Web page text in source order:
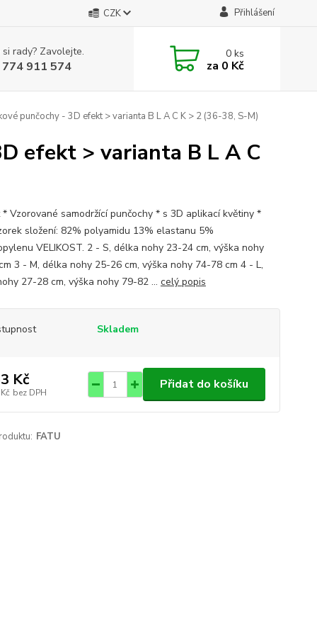
CZK Přihlášení
rady? Zavolejte.
911 574
0ks
za 0 Kč
punčochy - 3D efekt > varianta B L A C K > 2 (36-38, S-M)
efekt > varianta B L A C
* Vzorované samodržící punčochy * s 3D aplikací květiny *
složení: 82% polyamidu 13% elastanu 5%
VELIKOST. 2 - S, délka nohy 23-24 cm, výška nohy
3 - M, délka nohy 25-26 cm, výška nohy 74-78 cm 4 - L,
27-28 cm, výška nohy 79-82 ... celý popis
Skladem
Kč
bez DPH
Přidat do košíku
FATU